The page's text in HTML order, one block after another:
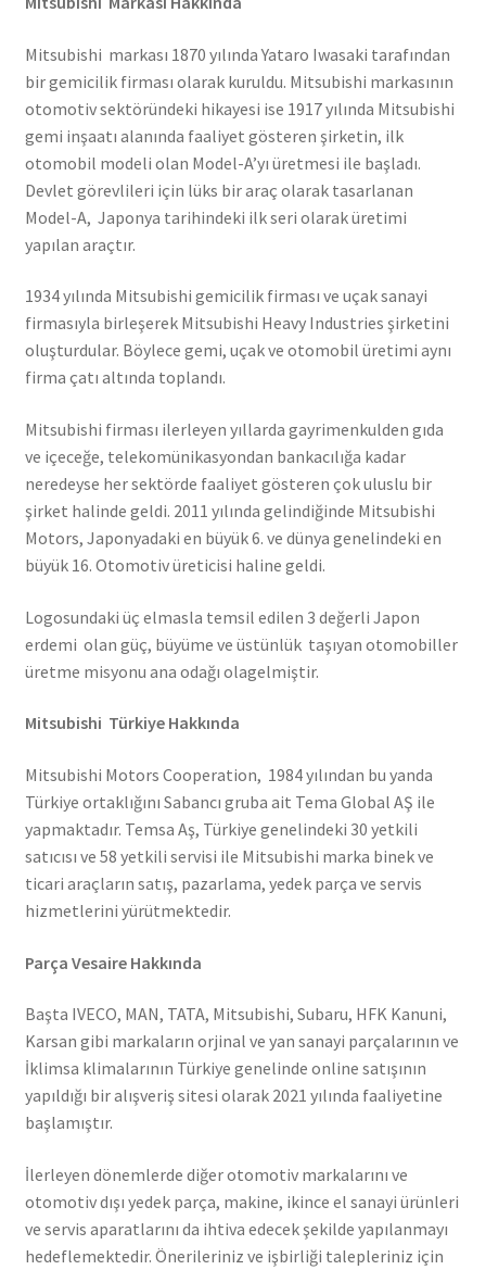
Mitsubishi markası 1870 yılında Yataro Iwasaki tarafından
bir gemicilik firması olarak kuruldu. Mitsubishi markasının
otomotiv sektöründeki hikayesi ise 1917 yılında Mitsubishi
gemi inşaatı alanında faaliyet gösteren şirketin, ilk
otomobil modeli olan Model-A’yı üretmesi ile başladı.
Devlet görevlileri için lüks bir araç olarak tasarlanan
Model-A, Japonya tarihindeki ilk seri olarak üretimi
yapılan araçtır.
1934 yılında Mitsubishi gemicilik firması ve uçak sanayi
firmasıyla birleşerek Mitsubishi Heavy Industries şirketini
oluşturdular. Böylece gemi, uçak ve otomobil üretimi aynı
firma çatı altında toplandı.
Mitsubishi firması ilerleyen yıllarda gayrimenkulden gıda
ve içeceğe, telekomünikasyondan bankacılığa kadar
neredeyse her sektörde faaliyet gösteren çok uluslu bir
şirket halinde geldi. 2011 yılında gelindiğinde Mitsubishi
Motors, Japonyadaki en büyük 6. ve dünya genelindeki en
büyük 16. Otomotiv üreticisi haline geldi.
Logosundaki üç elmasla temsil edilen 3 değerli Japon
erdemi olan güç, büyüme ve üstünlük taşıyan otomobiller
üretme misyonu ana odağı olagelmiştir.
Mitsubishi Türkiye Hakkında
Mitsubishi Motors Cooperation, 1984 yılından bu yanda
Türkiye ortaklığını Sabancı gruba ait Tema Global AŞ ile
yapmaktadır. Temsa Aş, Türkiye genelindeki 30 yetkili
satıcısı ve 58 yetkili servisi ile Mitsubishi marka binek ve
ticari araçların satış, pazarlama, yedek parça ve servis
hizmetlerini yürütmektedir.
Parça Vesaire Hakkında
Başta IVECO, MAN, TATA, Mitsubishi, Subaru, HFK Kanuni,
Karsan gibi markaların orjinal ve yan sanayi parçalarının ve
İklimsa klimalarının Türkiye genelinde online satışının
yapıldığı bir alışveriş sitesi olarak 2021 yılında faaliyetine
başlamıştır.
İlerleyen dönemlerde diğer otomotiv markalarını ve
otomotiv dışı yedek parça, makine, ikince el sanayi ürünleri
ve servis aparatlarını da ihtiva edecek şekilde yapılanmayı
hedeflemektedir. Önerileriniz ve işbirliği talepleriniz için